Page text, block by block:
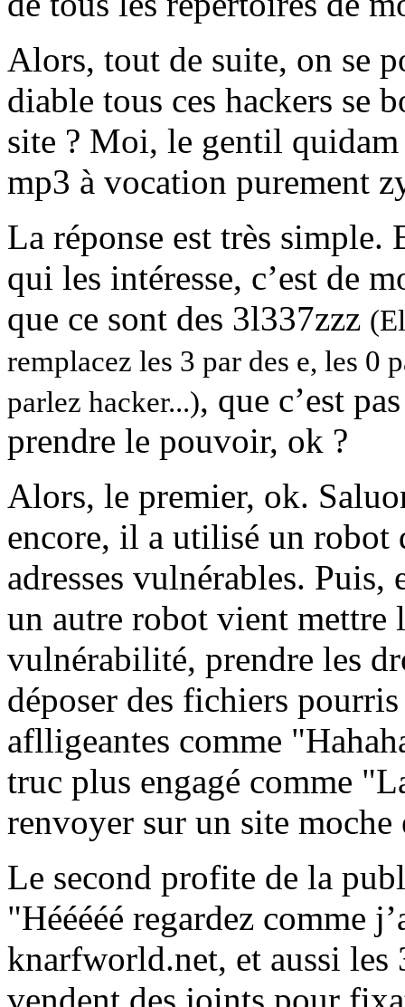
Alors, tout de suite, on se
diable tous ces hackers se
site ? Moi, le gentil
mp3 à vocation purement
La réponse est très simple.
qui les intéresse, c’est de
que ce sont des 3l337zzz
remplacez les 3 par des e, les 0
parlez hacker...), que c’est
prendre le pouvoir, ok ?
Alors, le premier, ok.
encore, il a utilisé un robot
adresses vulnérables. Puis,
un autre robot vient mettre
vulnérabilité, prendre les
déposer des fichiers
aflligeantes comme
truc plus engagé comme
renvoyer sur un site moche
Le second profite de la
"Hééééé regardez comme
knarfworld.net, et aussi les